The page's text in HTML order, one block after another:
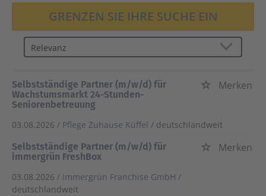
GRENZEN SIE IHRE SUCHE EIN
Selbstständige Partner (m/w/d) für
Wachstumsmarkt 24-Stunden-
Seniorenbetreuung
Merken
03.08.2026 / Pflege Zuhause Küffel / deutschlandweit
Selbstständige Partner (m/w/d) für
immergrün FreshBox
Merken
03.08.2026 / immergrün Franchise GmbH /
deutschlandweit